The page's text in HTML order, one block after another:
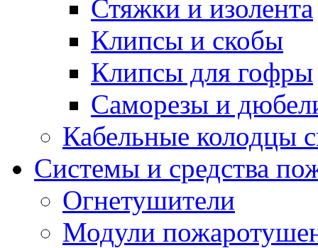
Стяжки и изолента
Клипсы и скобы
Клипсы для гофры
Саморезы и
Кабельные колодцы
Системы и средства
Огнетушители
Модули